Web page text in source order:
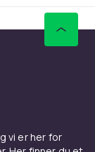
vi er her for